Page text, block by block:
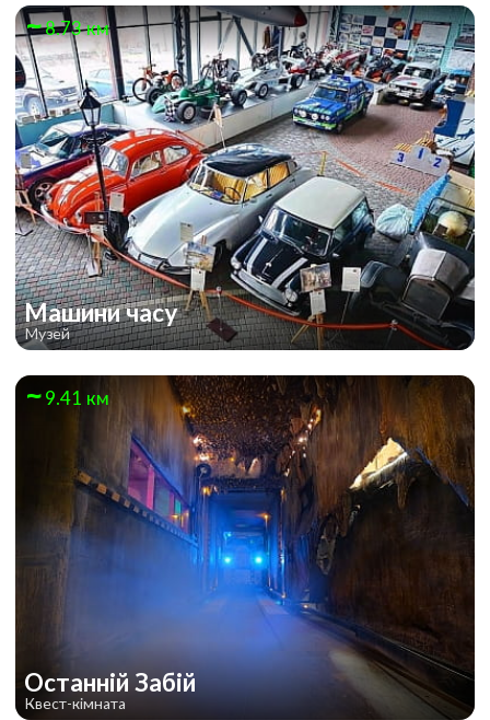
8.73 км
Машини часу
Музей
9.41 км
Останній Забій
Квест-кімната